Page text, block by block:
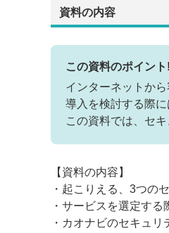
資料の内容
この資料のポイント!
インターネットか
導入を検討する際
この資料では、セ
【資料の内容】
・起こりえる、3つの
・サービスを選定す
・カオナビのセキュ